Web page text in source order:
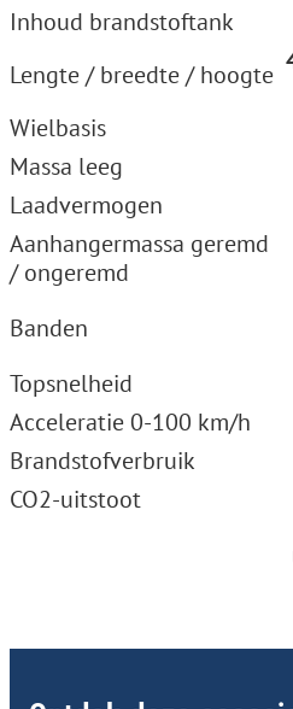
Inhoud brandstoftank
Lengte / breedte / hoogte
Wielbasis
Massa leeg
Laadvermogen
Aanhangermassa geremd
/ ongeremd
Banden
Topsnelheid
Acceleratie 0-100 km/h
Brandstofverbruik
CO2-uitstoot